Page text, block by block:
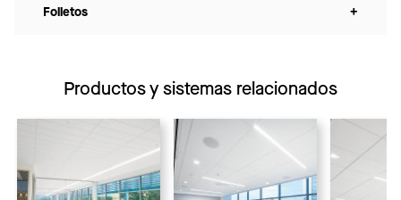
Folletos +
Productos y sistemas relacionados